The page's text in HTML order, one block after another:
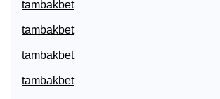
tambakbet
tambakbet
tambakbet
tambakbet